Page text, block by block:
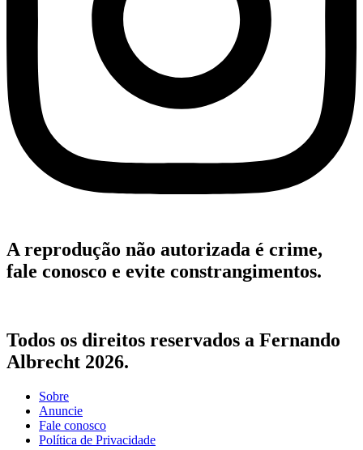
A reprodução não autorizada é crime,
fale conosco e evite constrangimentos.
Todos os direitos reservados a Fernando
Albrecht 2026.
Sobre
Anuncie
Fale conosco
Política de Privacidade